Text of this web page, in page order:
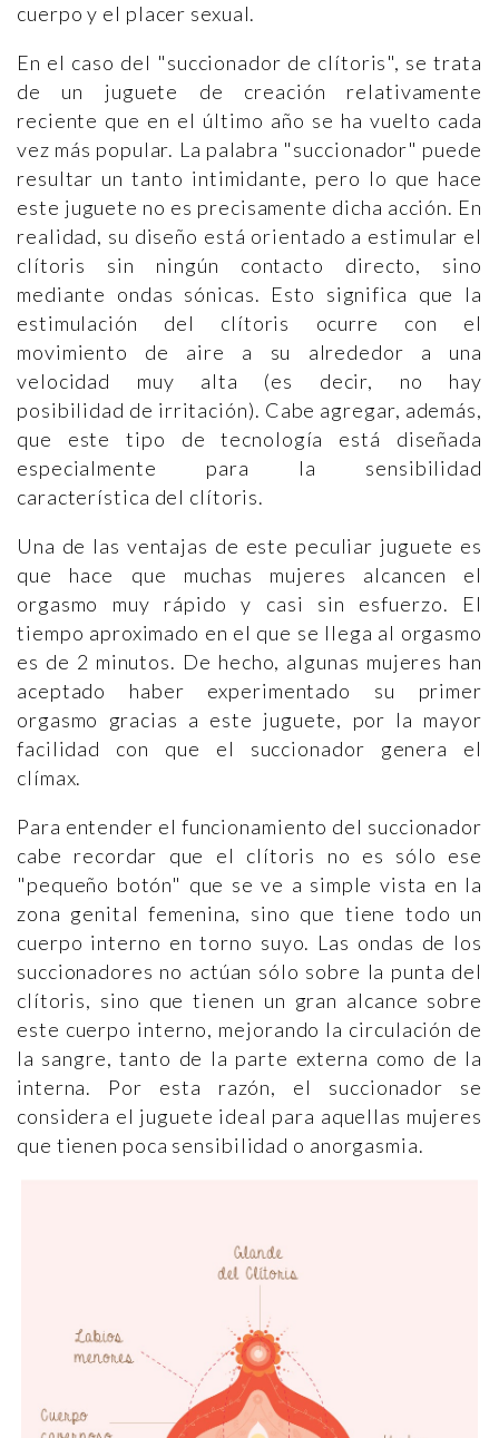
cuerpo y el placer sexual.
En el caso del "succionador de clítoris", se trata
de un juguete de creación relativamente
reciente que en el último año se ha vuelto cada
vez más popular. La palabra "succionador" puede
resultar un tanto intimidante, pero lo que hace
este juguete no es precisamente dicha acción. En
realidad, su diseño está orientado a estimular el
clítoris sin ningún contacto directo, sino
mediante ondas sónicas. Esto significa que la
estimulación del clítoris ocurre con el
movimiento de aire a su alrededor a una
velocidad muy alta (es decir, no hay
posibilidad de irritación). Cabe agregar, además,
que este tipo de tecnología está diseñada
especialmente para la sensibilidad
característica del clítoris.
Una de las ventajas de este peculiar juguete es
que hace que muchas mujeres alcancen el
orgasmo muy rápido y casi sin esfuerzo. El
tiempo aproximado en el que se llega al orgasmo
es de 2 minutos. De hecho, algunas mujeres han
aceptado haber experimentado su primer
orgasmo gracias a este juguete, por la mayor
facilidad con que el succionador genera el
clímax.
Para entender el funcionamiento del succionador
cabe recordar que el clítoris no es sólo ese
"pequeño botón" que se ve a simple vista en la
zona genital femenina, sino que tiene todo un
cuerpo interno en torno suyo. Las ondas de los
succionadores no actúan sólo sobre la punta del
clítoris, sino que tienen un gran alcance sobre
este cuerpo interno, mejorando la circulación de
la sangre, tanto de la parte externa como de la
interna. Por esta razón, el succionador se
considera el juguete ideal para aquellas mujeres
que tienen poca sensibilidad o anorgasmia.